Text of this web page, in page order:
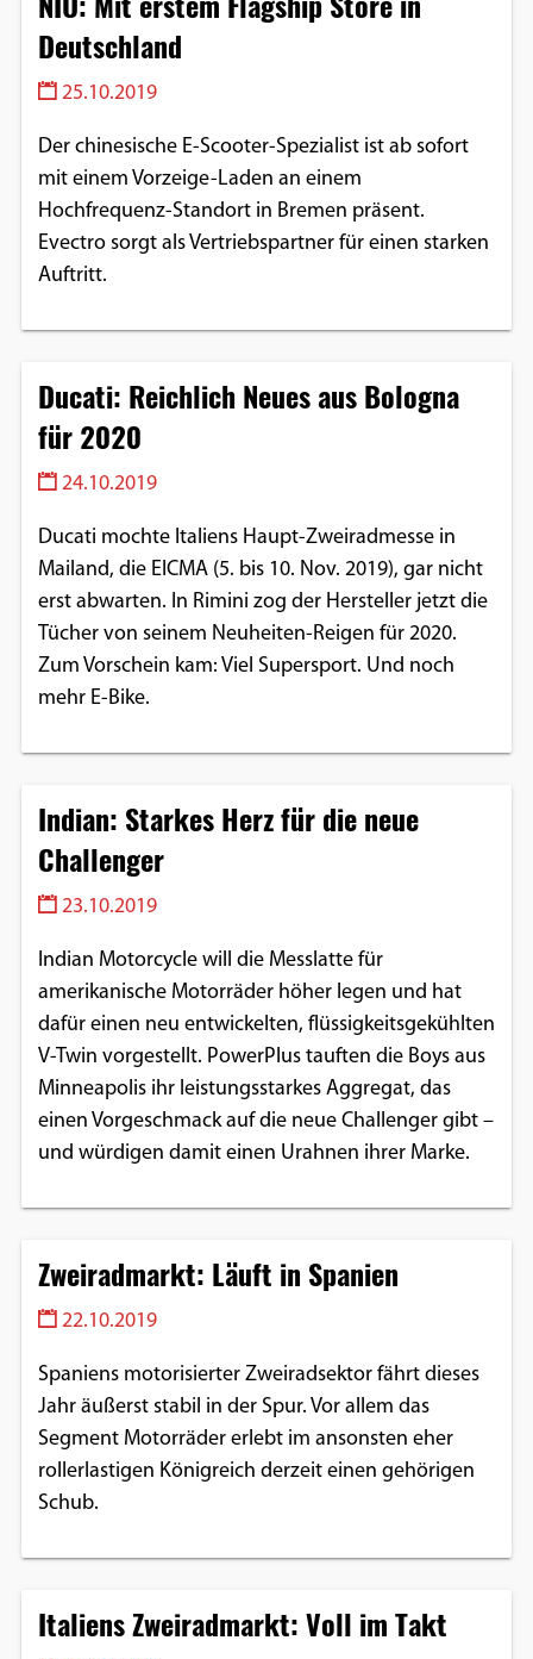
Deutschland
25.10.2019
Der chinesische E-Scooter-Spezialist ist ab sofort
mit einem Vorzeige-Laden an einem
Hochfrequenz-Standort in Bremen präsent.
Evectro sorgt als Vertriebspartner für einen starken
Auftritt.
Ducati: Reichlich Neues aus Bologna
für 2020
24.10.2019
Ducati mochte Italiens Haupt-Zweiradmesse in
Mailand, die EICMA (5. bis 10. Nov. 2019), gar nicht
erst abwarten. In Rimini zog der Hersteller jetzt die
Tücher von seinem Neuheiten-Reigen für 2020.
Zum Vorschein kam: Viel Supersport. Und noch
mehr E-Bike.
Indian: Starkes Herz für die neue
Challenger
23.10.2019
Indian Motorcycle will die Messlatte für
amerikanische Motorräder höher legen und hat
dafür einen neu entwickelten, flüssigkeitsgekühlten
V-Twin vorgestellt. PowerPlus tauften die Boys aus
Minneapolis ihr leistungsstarkes Aggregat, das
einen Vorgeschmack auf die neue Challenger gibt –
und würdigen damit einen Urahnen ihrer Marke.
Zweiradmarkt: Läuft in Spanien
22.10.2019
Spaniens motorisierter Zweiradsektor fährt dieses
Jahr äußerst stabil in der Spur. Vor allem das
Segment Motorräder erlebt im ansonsten eher
rollerlastigen Königreich derzeit einen gehörigen
Schub.
Italiens Zweiradmarkt: Voll im Takt